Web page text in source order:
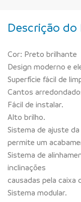
Descrição do
Cor: Preto brilhante
Design moderno e
Superfície fácil de
Cantos
Fácil de instalar.
Alto brilho.
Sistema de ajuste
permite um
Sistema de
inclinações
causadas pela caixa
Sistema modular.